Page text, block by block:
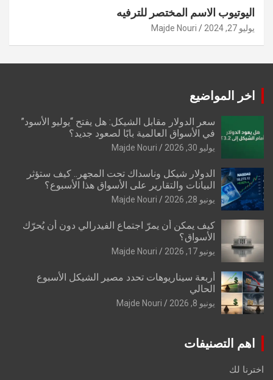
اليوتيوب الاسم المختصر للترفيه
يوليو 27, 2024 Majde Nouri
اخر المواضيع
سعر الدولار مقابل الشيكل: هل يفتح “يوليو الأسود”
في الأسواق العالمية بابًا لصعود جديد؟
يوليو 30, 2026 Majde Nouri
الدولار شيكل وناسداك تحت المجهر.. كيف ستؤثر
البيانات والتقارير على الأسواق هذا الأسبوع؟
يونيو 28, 2026 Majde Nouri
كيف يمكن أن يمرّ اجتماع الفيدرالي دون أن يُحرّك
الأسواق؟
يونيو 17, 2026 Majde Nouri
أربعة سيناريوهات تحدد مصير الشيكل الأسبوع
الحالي
يونيو 8, 2026 Majde Nouri
اهم التصنيفات
اخترنا لك